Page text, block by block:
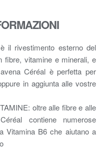
il rivestimento esterno del
vitamine e minerali, e
Céréal è perfetta per
in aggiunta alle vostre
oltre alle fibre e alle
contiene numerose
Vitamina B6 che aiutano a